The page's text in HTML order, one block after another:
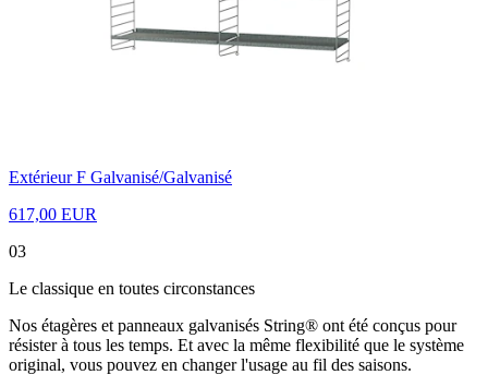
Extérieur F Galvanisé/Galvanisé
617,00 EUR
03
Le classique en toutes circonstances
Nos étagères et panneaux galvanisés String® ont été conçus pour
résister à tous les temps. Et avec la même flexibilité que le système
original, vous pouvez en changer l'usage au fil des saisons.